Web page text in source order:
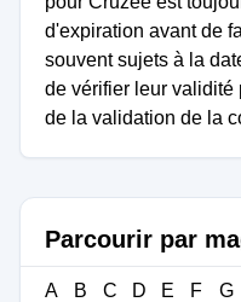
d'expiration avant de
souvent sujets à la
de vérifier leur validité
de la validation de la
Parcourir par
A B C D E F G